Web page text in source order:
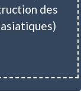
des